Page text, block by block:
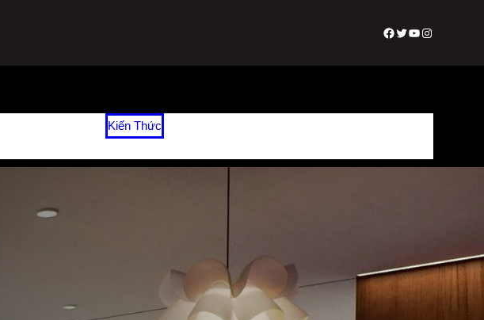
Facebook
Twitter
Youtube
Instagram
Kiến Thức